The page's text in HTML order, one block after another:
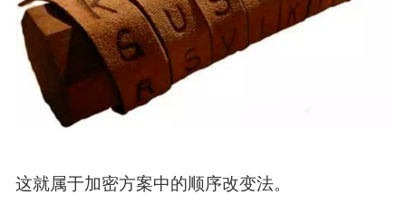
军队统帅莱桑德百思不得其解，直到有一天，无
意中把腰带缠绕到剑鞘上，杂乱的字母竟组成了
一段文字，因此获得了情报取得了战争的胜利。